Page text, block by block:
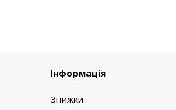
Інформація
Знижки